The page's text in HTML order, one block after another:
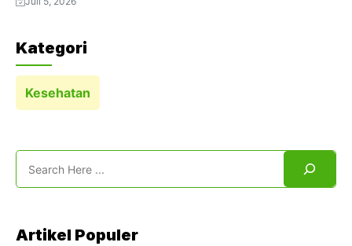
Kategori
Kesehatan
Artikel Populer